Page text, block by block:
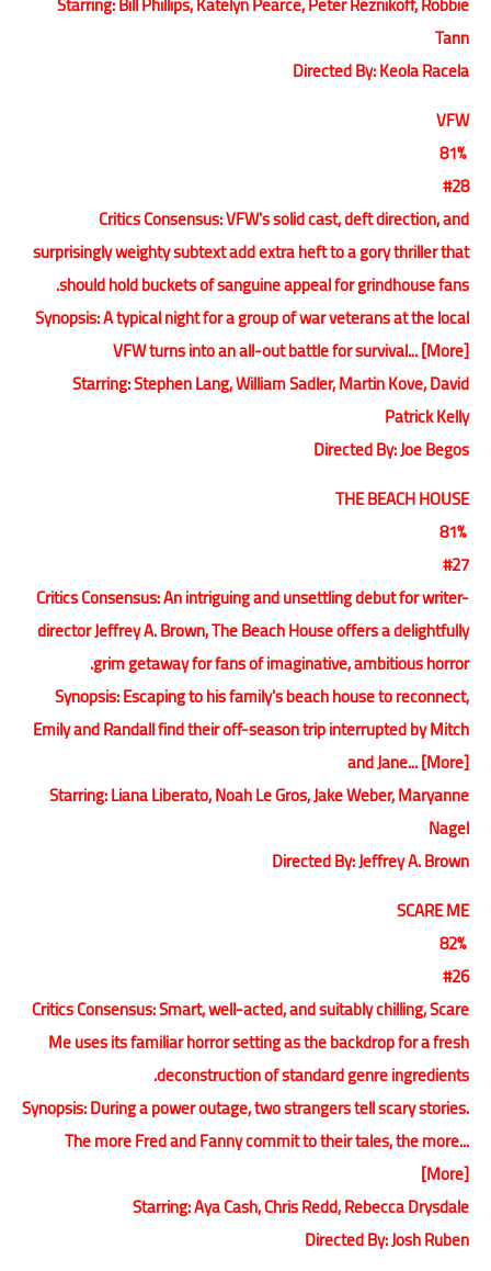
Tann
Directed By: Keola Racela
VFW
81%
#28
Critics Consensus: VFW's solid cast, deft direction, and
surprisingly weighty subtext add extra heft to a gory thriller that
should hold buckets of sanguine appeal for grindhouse fans.
Synopsis: A typical night for a group of war veterans at the local
VFW turns into an all-out battle for survival... [More]
Starring: Stephen Lang, William Sadler, Martin Kove, David
Patrick Kelly
Directed By: Joe Begos
THE BEACH HOUSE
81%
#27
Critics Consensus: An intriguing and unsettling debut for writer-
director Jeffrey A. Brown, The Beach House offers a delightfully
grim getaway for fans of imaginative, ambitious horror.
Synopsis: Escaping to his family's beach house to reconnect,
Emily and Randall find their off-season trip interrupted by Mitch
and Jane... [More]
Starring: Liana Liberato, Noah Le Gros, Jake Weber, Maryanne
Nagel
Directed By: Jeffrey A. Brown
SCARE ME
82%
#26
Critics Consensus: Smart, well-acted, and suitably chilling, Scare
Me uses its familiar horror setting as the backdrop for a fresh
deconstruction of standard genre ingredients.
Synopsis: During a power outage, two strangers tell scary stories.
The more Fred and Fanny commit to their tales, the more...
[More]
Starring: Aya Cash, Chris Redd, Rebecca Drysdale
Directed By: Josh Ruben